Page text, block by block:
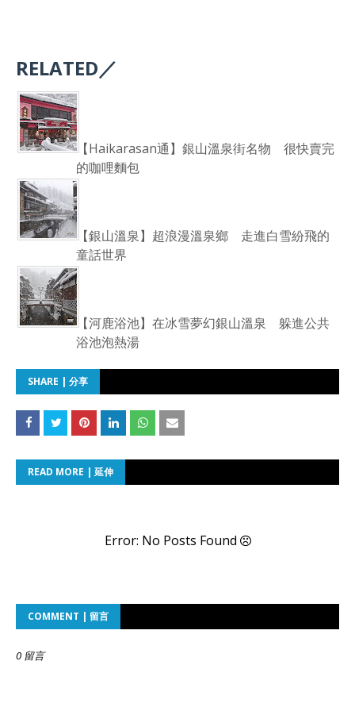
RELATED／
【Haikarasan通】銀山溫泉街名物 很快賣完
的咖哩麵包
【銀山溫泉】超浪漫溫泉鄉 走進白雪紛飛的
童話世界
【河鹿浴池】在冰雪夢幻銀山溫泉 躲進公共
浴池泡熱湯
SHARE | 分享
READ MORE | 延伸
Error: No Posts Found
COMMENT | 留言
0 留言